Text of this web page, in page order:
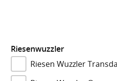
Riesenwuzzler
Riesen Wuzzler